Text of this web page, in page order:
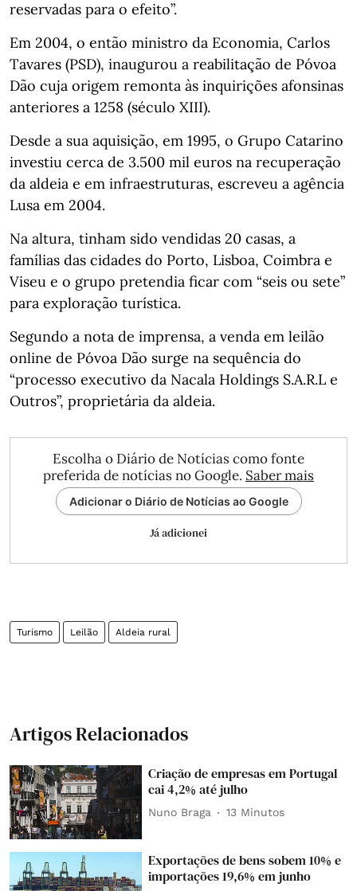
reservadas para o efeito”.
Em 2004, o então ministro da Economia, Carlos
Tavares (PSD), inaugurou a reabilitação de Póvoa
Dão cuja origem remonta às inquirições afonsinas
anteriores a 1258 (século XIII).
Desde a sua aquisição, em 1995, o Grupo Catarino
investiu cerca de 3.500 mil euros na recuperação
da aldeia e em infraestruturas, escreveu a agência
Lusa em 2004.
Na altura, tinham sido vendidas 20 casas, a
famílias das cidades do Porto, Lisboa, Coimbra e
Viseu e o grupo pretendia ficar com “seis ou sete”
para exploração turística.
Segundo a nota de imprensa, a venda em leilão
online de Póvoa Dão surge na sequência do
“processo executivo da Nacala Holdings S.A.R.L e
Outros”, proprietária da aldeia.
Escolha o Diário de Notícias como fonte
preferida de notícias no Google. Saber mais
Adicionar o Diário de Notícias ao Google
Já adicionei
Turismo Leilão Aldeia rural
Artigos Relacionados
Criação de empresas em Portugal
cai 4,2% até julho
Nuno Braga 13 Minutos
Exportações de bens sobem 10% e
importações 19,6% em junho